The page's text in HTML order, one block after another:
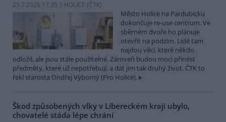
25.7.2026 17:35 | HOLICE (ČTK)
Město Holice na Pardubicku
dokončuje re-use centrum. Ve
sběrném dvoře ho plánuje
otevřít na podzim. Lidé tam
najdou věci, které někdo
odložil, ale jsou stále použitelné. Zároveň budou moci přinést
předměty, které už nepotřebují, a dát jim tak druhý život. ČTK to
řekl starosta Ondřej Výborný (Pro Holice).
Škod způsobených vlky v Libereckém kraji ubylo,
chovatelé stáda lépe chrání